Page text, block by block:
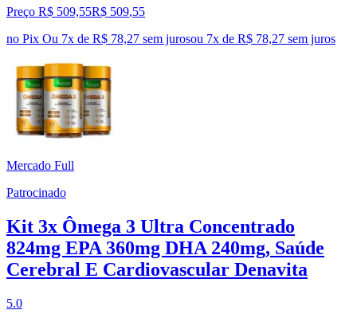
Preço R$ 509,55R$ 509,55
no Pix Ou 7x de R$ 78,27 sem jurosou 7x de R$ 78,27 sem juros
Mercado Full
Patrocinado
Kit 3x Ômega 3 Ultra Concentrado
824mg EPA 360mg DHA 240mg, Saúde
Cerebral E Cardiovascular Denavita
5.0